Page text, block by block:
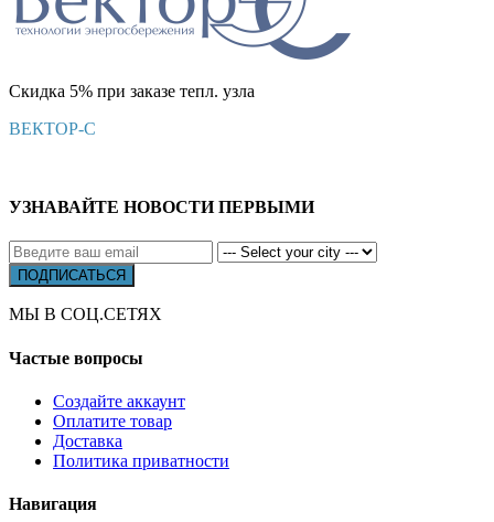
Скидка 5% при заказе тепл. узла
ВЕКТОР-С
УЗНАВАЙТЕ НОВОСТИ ПЕРВЫМИ
МЫ В СОЦ.СЕТЯХ
Частые вопросы
Создайте аккаунт
Оплатите товар
Доставка
Политика приватности
Навигация